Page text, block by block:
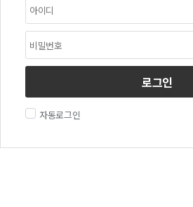
로그인
자동로그인